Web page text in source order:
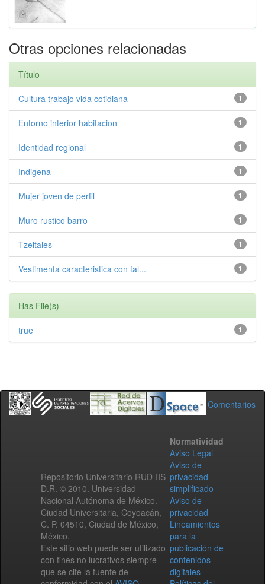
Otras opciones relacionadas
Título
1
Cultura trabajo vida cotidiana
1
Entorno interior habitacion
1
Identidad regional
1
Indigena
1
Mujer joven de perfil
1
Muro rustico barro
1
Tzeltales
1
Vestimenta caracteristica con fal...
Has File(s)
1
true
Comentarios
Repositorio Universitario RUD-IIS
D.R. © 2010. Universidad
Nacional Autónoma de México.
Ciudad Universitaria, Coyoacán,
C. P. 04510, Ciudad de México,
México.
Este sitio web puede ser utilizado
con fines no lucrativos siempre
que se cite la fuente de
Normatividad
Aviso Legal
Aviso de
privacidad
simplificado
Aviso de
privacidad
Lineamientos
para la
publicación de
contenidos
digitales